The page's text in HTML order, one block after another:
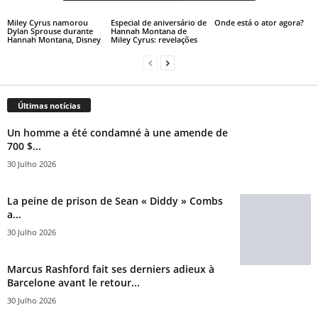
Miley Cyrus namorou
Dylan Sprouse durante
Hannah Montana, Disney
Especial de aniversário de
Hannah Montana de
Miley Cyrus: revelações
Onde está o ator agora?
Últimas notícias
Un homme a été condamné à une amende de
700 $...
30 Julho 2026
La peine de prison de Sean « Diddy » Combs
a...
30 Julho 2026
Marcus Rashford fait ses derniers adieux à
Barcelone avant le retour...
30 Julho 2026